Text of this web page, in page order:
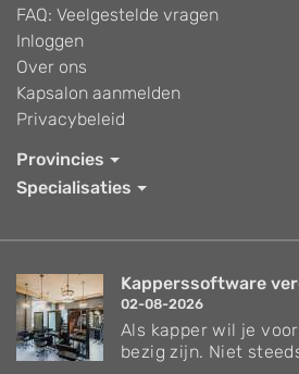
FAQ: Veelgestelde vragen
Inloggen
Over ons
Kapsalon aanmelden
Privacybeleid
Provincies
Specialisaties
Kapperssoftware
02-08-2026
Als kapper wil je
bezig zijn. Niet